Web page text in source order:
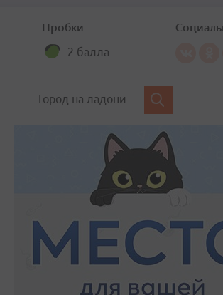
Пробки
2 балла
Город на ладони